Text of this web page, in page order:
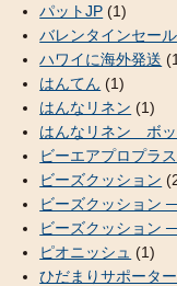
パットJP (1)
バレンタインセール
ハワイに海外発送
はんてん (1)
はんなリネン (1)
はんなリネン ボッ
ビーエアプロプラス
ビーズクッション
ビーズクッション
ビーズクッション
ピオニッシュ (1)
ひだまりサポータ